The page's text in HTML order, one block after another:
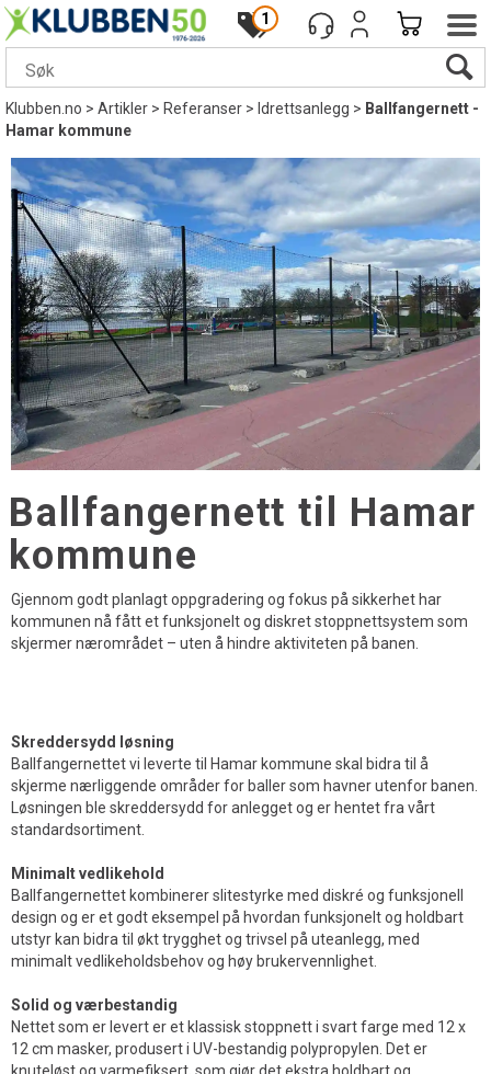
1
Klubben.no>Artikler>Referanser> Idrettsanlegg> Ballfangernett -
Hamar kommune
Ballfangernett til Hamar
kommune
Gjennom godt planlagt oppgradering og fokus på sikkerhet har
kommunen nå fått et funksjonelt og diskret stoppnettsystem som
skjermer nærområdet – uten å hindre aktiviteten på banen.
Skreddersydd løsning
Ballfangernettet vi leverte til Hamar kommune skal bidra til å
skjerme nærliggende områder for baller som havner utenfor banen.
Løsningen ble skreddersydd for anlegget og er hentet fra vårt
standardsortiment.
Minimalt vedlikehold
Ballfangernettet kombinerer slitestyrke med diskré og funksjonell
design og er et godt eksempel på hvordan funksjonelt og holdbart
utstyr kan bidra til økt trygghet og trivsel på uteanlegg, med
minimalt vedlikeholdsbehov og høy brukervennlighet.
Solid og værbestandig
Nettet som er levert er et klassisk stoppnett i svart farge med 12 x
12 cm masker, produsert i UV-bestandig polypropylen. Det er